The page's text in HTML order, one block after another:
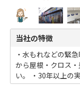
当社の特徴
・水もれなどの緊
から屋根・クロス
い。 ・30年以上の